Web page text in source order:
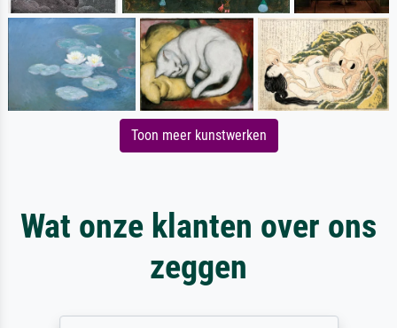
Toon meer kunstwerken
Wat onze klanten over ons
zeggen